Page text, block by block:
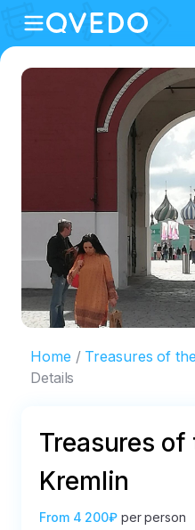
Home
Treasures of
Details
Treasures
Kremlin
From 4 200₽ per person